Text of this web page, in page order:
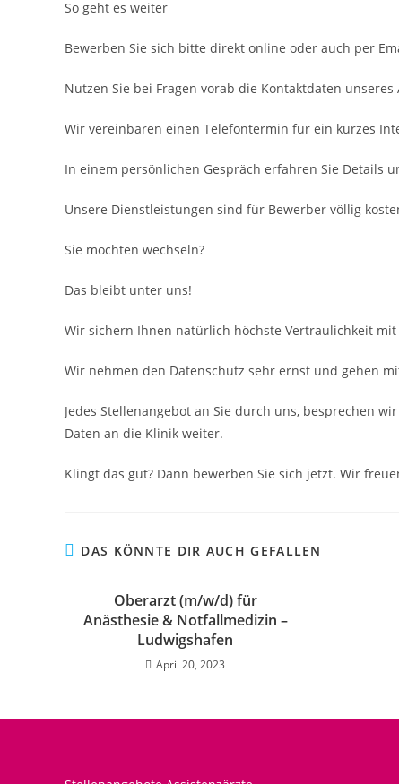
So geht es weiter
Bewerben Sie sich bitte direkt online oder auch per
Nutzen Sie bei Fragen vorab die Kontaktdaten
Wir vereinbaren einen Telefontermin für ein kurzes
In einem persönlichen Gespräch erfahren Sie Details
Unsere Dienstleistungen sind für Bewerber völlig
Sie möchten wechseln?
Das bleibt unter uns!
Wir sichern Ihnen natürlich höchste Vertraulichkeit
Wir nehmen den Datenschutz sehr ernst und gehen
Jedes Stellenangebot an Sie durch uns, besprechen
Daten an die Klinik weiter.
Klingt das gut? Dann bewerben Sie sich jetzt. Wir
DAS KÖNNTE DIR AUCH GEFALLEN
Oberarzt (m/w/d) für
Anästhesie & Notfallmedizin –
Ludwigshafen
April 20, 2023